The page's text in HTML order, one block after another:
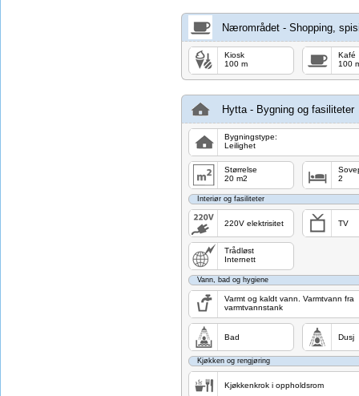
Nærområdet - Shopping,
Kiosk
100 m
Kafé
100
Hytta - Bygning og fasiliteter
Bygningstype:
Leilighet
Størrelse
20 m2
2
Interiør og fasiliteter
220V elektrisitet TV
Trådløst
Internett
Vann, bad og hygiene
Varmt og kaldt vann. Varmtvann fra
varmtvannstank
Bad Dusj
Kjøkken og rengjøring
Kjøkkenkrok i oppholdsrom